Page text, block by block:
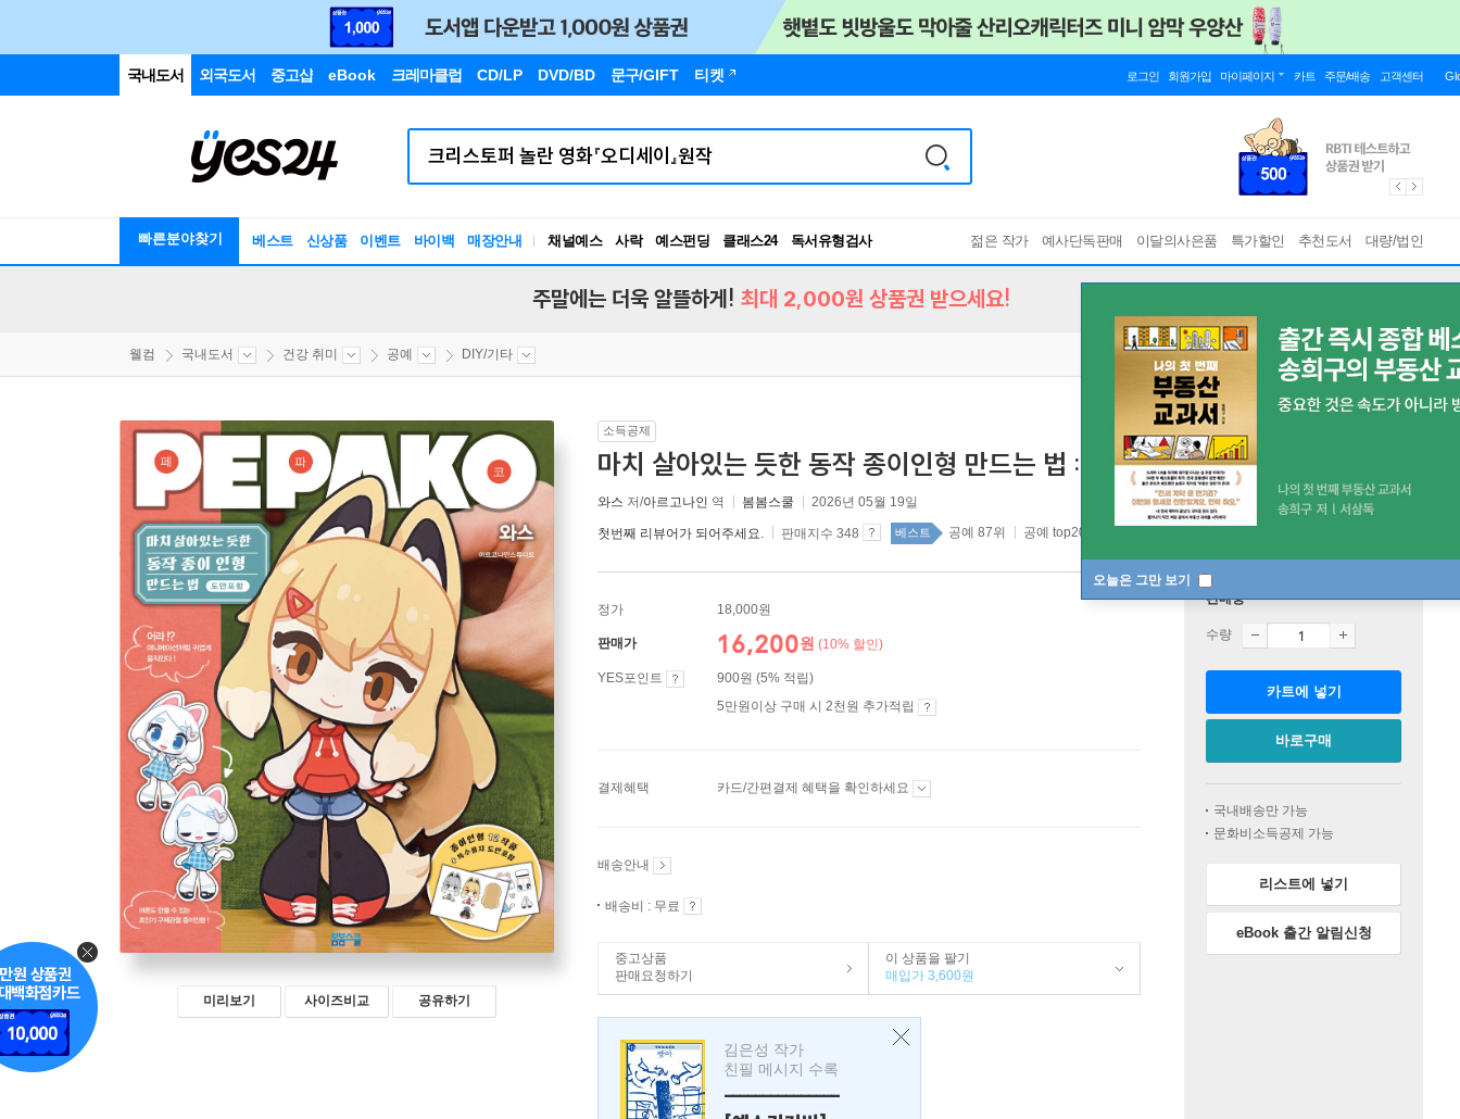
국내도서 외국도서 중고샵 eBook 크레마클럽 CD/LP DVD/BD 문구/GIFT 티켓 로그인 회원가입 마이페이지 카트 주문/배송 고객센터
빠른분야찾기 베스트 신상품 이벤트 바이백 매장안내 채널예스 사락 예스펀딩 클래스24
독서유형검사
RBTI Lab
젊은 작가 예사단독판매 이달의사은품 특가할인 추천도서 대량/법인
오늘은 그만 보기
주말에는 더욱 알뜰하게! 최대 2,000원 상품권 받으세요!
웰컴 국내도서 건강 취미 공예 DIY/기타
미리보기 사이즈비교 공유하기
소득공제
마치 살아있는 듯한 동작 종이인형 만드는 법 : PEPAKO 페파코
와스 저/아르고나인 역 봄봄스쿨 2026년 05월 19일
첫번째 리뷰어가 되어주세요. 판매지수 348 베스트 공예 87위 공예 top20 1주
정가 18,000원
판매가 16,200원 (10% 할인)
YES포인트
900원 (5% 적립)
5만원이상 구매 시 2천원 추가적립
결제혜택 카드/간편결제 혜택을 확인하세요
배송안내
배송비 : 무료
중고상품
판매요청하기
이 상품을 팔기
매입가 3,600원
김은성 작가
친필 메시지 수록
---------------
판매중
수량
카트에 넣기
바로구매
국내배송만 가능
문화비소득공제 가능
리스트에 넣기
eBook 출간 알림신청